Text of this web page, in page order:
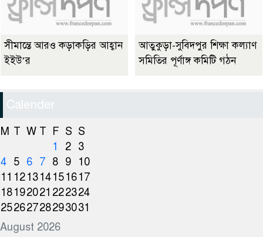
সীমান্তে আরও কড়াকড়ির আহ্বান
ইইউ’র
আতুকুড়া-সুবিদপুর শিক্ষা কল্যাণ
সমিতির পূর্ণাঙ্গ কমিটি গঠন
Calender
August 2026
M T W T F S S
1
2 3
4 5 6 7 8 9
10
11 121314151617
18192021 222324
25262728293031